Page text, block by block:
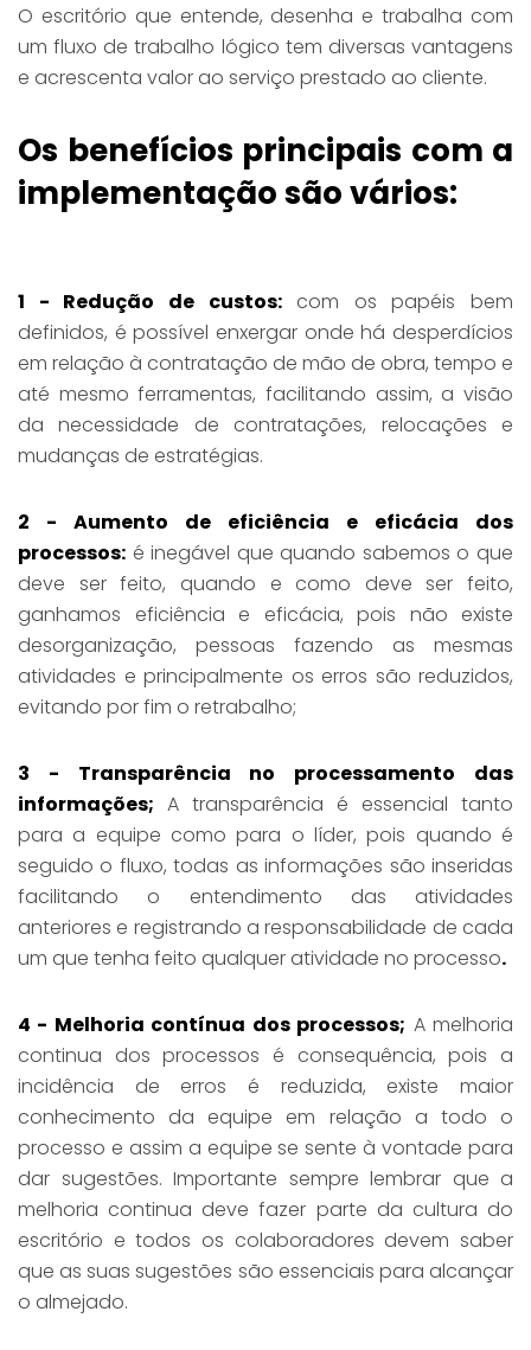
O escritório que entende, desenha e trabalha com
um fluxo de trabalho lógico tem diversas vantagens
e acrescenta valor ao serviço prestado ao cliente.
Os benefícios principais com a
implementação são vários:
1 - Redução de custos:com os papéis bem
definidos, é possível enxergar onde há desperdícios
em relação à contratação de mão de obra, tempo e
até mesmo ferramentas, facilitando assim, a visão
da necessidade de contratações, relocações e
mudanças de estratégias.
2 - Aumento de eficiência e eficácia dos
processos: é inegável que quando sabemos o que
deve ser feito, quando e como deve ser feito,
ganhamos eficiência e eficácia, pois não existe
desorganização, pessoas fazendo as mesmas
atividades e principalmente os erros são reduzidos,
evitando por fim o retrabalho;
3 - Transparência no processamento das
informações; A transparência é essencial tanto
para a equipe como para o líder, pois quando é
seguido o fluxo, todas as informações são inseridas
facilitando o entendimento das atividades
anteriores e registrando a responsabilidade de cada
um que tenha feito qualquer atividade no processo.
4 - Melhoria contínua dos processos; A melhoria
continua dos processos é consequência, pois a
incidência de erros é reduzida, existe maior
conhecimento da equipe em relação a todo o
processo e assim a equipe se sente à vontade para
dar sugestões. Importante sempre lembrar que a
melhoria continua deve fazer parte da cultura do
escritório e todos os colaboradores devem saber
que as suas sugestões são essenciais para alcançar
o almejado.